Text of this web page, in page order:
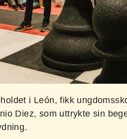
i León, fikk
Diez, som uttrykte sin